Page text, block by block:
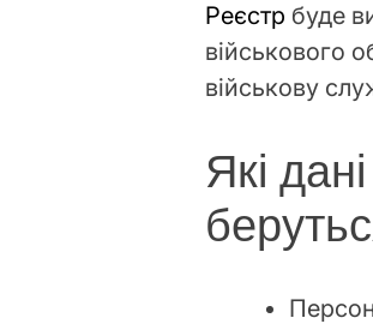
Реєстр буде
військового
військову
Які